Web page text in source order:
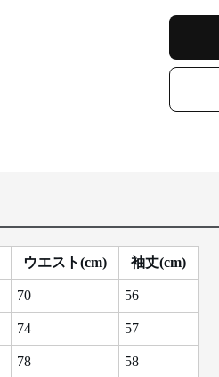
ウエスト(cm) 袖丈(cm)
70 56
74 57
78 58